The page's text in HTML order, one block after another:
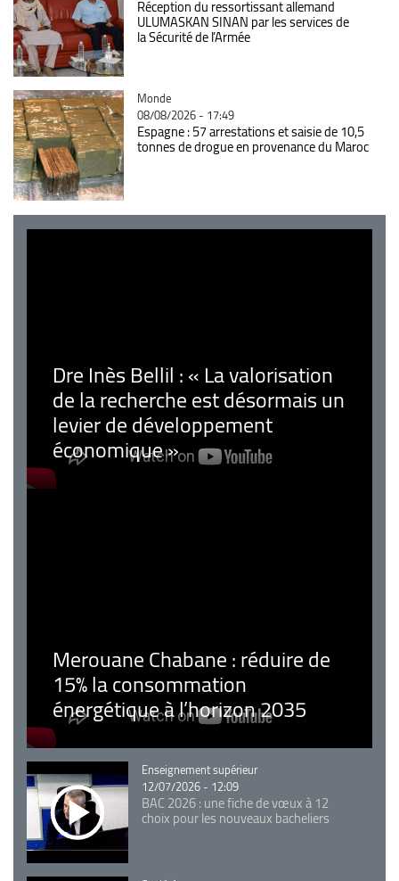
Réception du ressortissant allemand
ULUMASKAN SINAN par les services de
la Sécurité de l’Armée
Catégorie
Monde
08/08/2026 - 17:49
Espagne : 57 arrestations et saisie de 10,5
tonnes de drogue en provenance du Maroc
Dre Inès Bellil : « La valorisation
de la recherche est désormais un
levier de développement
économique »
Merouane Chabane : réduire de
15% la consommation
énergétique à l’horizon 2035
Catégorie
Enseignement supérieur
12/07/2026 - 12:09
BAC 2026 : une fiche de vœux à 12
choix pour les nouveaux bacheliers